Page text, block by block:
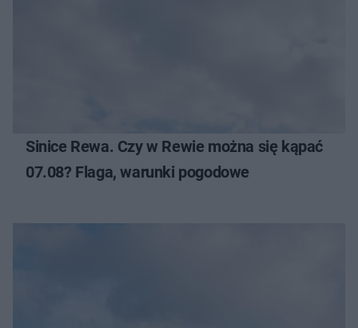
Sinice Rewa. Czy w Rewie można się kąpać
07.08? Flaga, warunki pogodowe